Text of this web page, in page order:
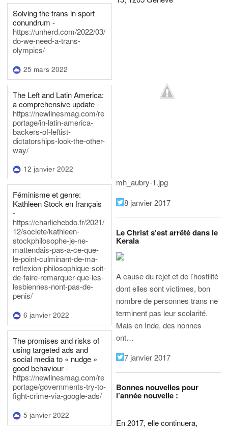
Solving the trans in sport
conundrum -
https://unherd.com/2022/03/
do-we-need-a-trans-
olympics/
25 mars 2022
The Left and Latin America:
a comprehensive update -
https://newlinesmag.com/re
portage/in-latin-america-
backers-of-leftist-
dictatorships-look-the-other-
way/
12 janvier 2022
Féminisme et genre:
Kathleen Stock en français
-
https://charliehebdo.fr/2021/
12/societe/kathleen-
stockphilosophe-je-ne-
mattendais-pas-a-ce-que-
le-point-culminant-de-ma-
reflexion-philosophique-soit-
de-faire-remarquer-que-les-
lesbiennes-nont-pas-de-
penis/
6 janvier 2022
The promises and risks of
using targeted ads and
social media to « nudge »
good behaviour -
https://newlinesmag.com/re
portage/governments-try-to-
fight-crime-via-google-ads/
5 janvier 2022
mh_aubry-1.jpg
8 janvier 2017
Le Christ s'est arrêté dans le
Kerala
A cause du rejet et de l’hostilité
dont elles sont victimes, bon
nombre de personnes trans ne
terminent pas leur scolarité.
Mais en Inde, des nonnes
ont…
7 janvier 2017
Bonnes nouvelles pour
l’année nouvelle :
En 2017, elle continuera,